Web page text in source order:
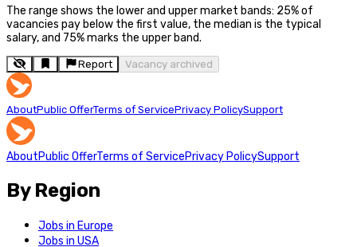
The range shows the lower and upper market bands: 25% of
vacancies pay below the first value, the median is the typical
salary, and 75% marks the upper band.
Report Vacancy archived
AboutPublic OfferTerms of ServicePrivacy PolicySupport
AboutPublic OfferTerms of ServicePrivacy PolicySupport
By Region
Jobs in Europe
Jobs in USA